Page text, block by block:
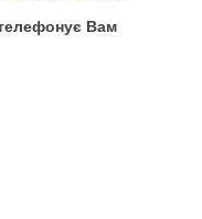
Вам